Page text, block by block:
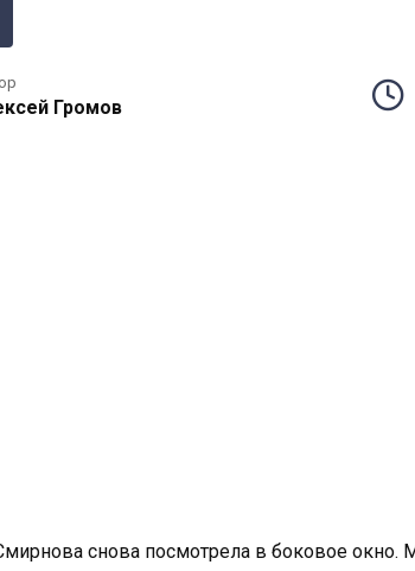
Громов
снова посмотрела в боковое окно.